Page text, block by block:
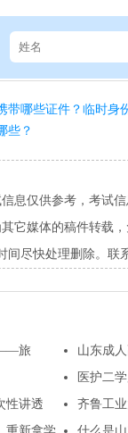
哪些证件？临时身
些？
息仅供参考，考试
它媒体的稿件转载
尽快处理删除。联系
——旅
山东成
医护二
性讲透
齐鲁工